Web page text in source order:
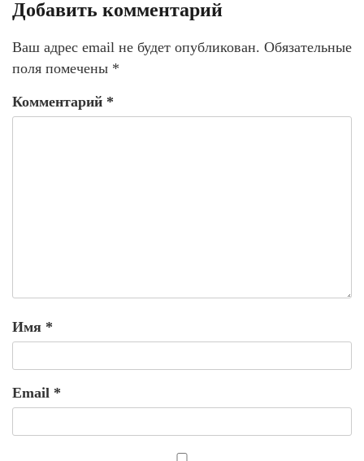
Добавить комментарий
Ваш адрес email не будет опубликован. Обязательные
поля помечены *
Комментарий *
Имя *
Email *